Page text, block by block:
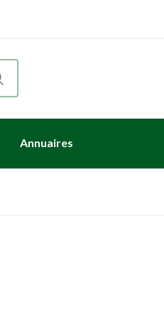
Annuaires